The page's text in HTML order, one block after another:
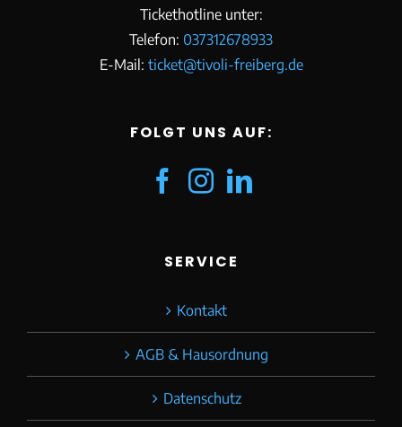
Tickethotline unter:
Telefon: 037312678933
E-Mail: ticket@tivoli-freiberg.de
FOLGT UNS AUF:
SERVICE
Kontakt
AGB & Hausordnung
Datenschutz